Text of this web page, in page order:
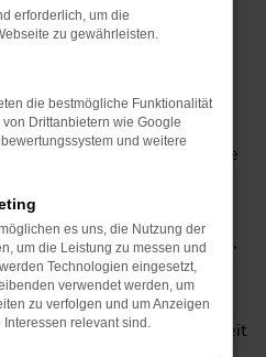
einem perfekten Fahrzeug
wir Ihnen einen Hyundai
unserem exklusiven
Auf diese Weise sparen Sie
gleichzeitig in ein Modell,
wird. Wenn Sie uns fragen,
so besonders
anderem die Langlebigkeit
erforderlich, um die
zu gewährleisten.
die bestmögliche Funktionalität
Drittanbietern wie Google
und weitere
es uns, die Nutzung der
um die Leistung zu messen und
Technologien eingesetzt,
verwendet werden, um
zu verfolgen und um Anzeigen
relevant sind.